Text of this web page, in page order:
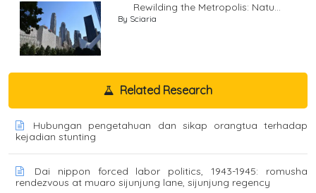
Rewilding the Metropolis: Natu...
By Sciaria
Related Research
Hubungan pengetahuan dan sikap orangtua terhadap
kejadian stunting
Dai nippon forced labor politics, 1943-1945: romusha
rendezvous at muaro sijunjung lane, sijunjung regency